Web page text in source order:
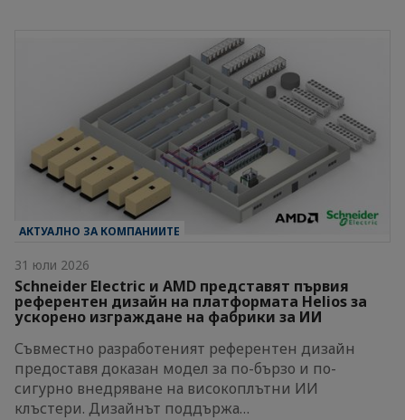
АКТУАЛНО ЗА КОМПАНИИТЕ
31 юли 2026
Schneider Electric и AMD представят първия
референтен дизайн на платформата Helios за
ускорено изграждане на фабрики за ИИ
Съвместно разработеният референтен дизайн
предоставя доказан модел за по-бързо и по-
сигурно внедряване на високоплътни ИИ
клъстери. Дизайнът поддържа…